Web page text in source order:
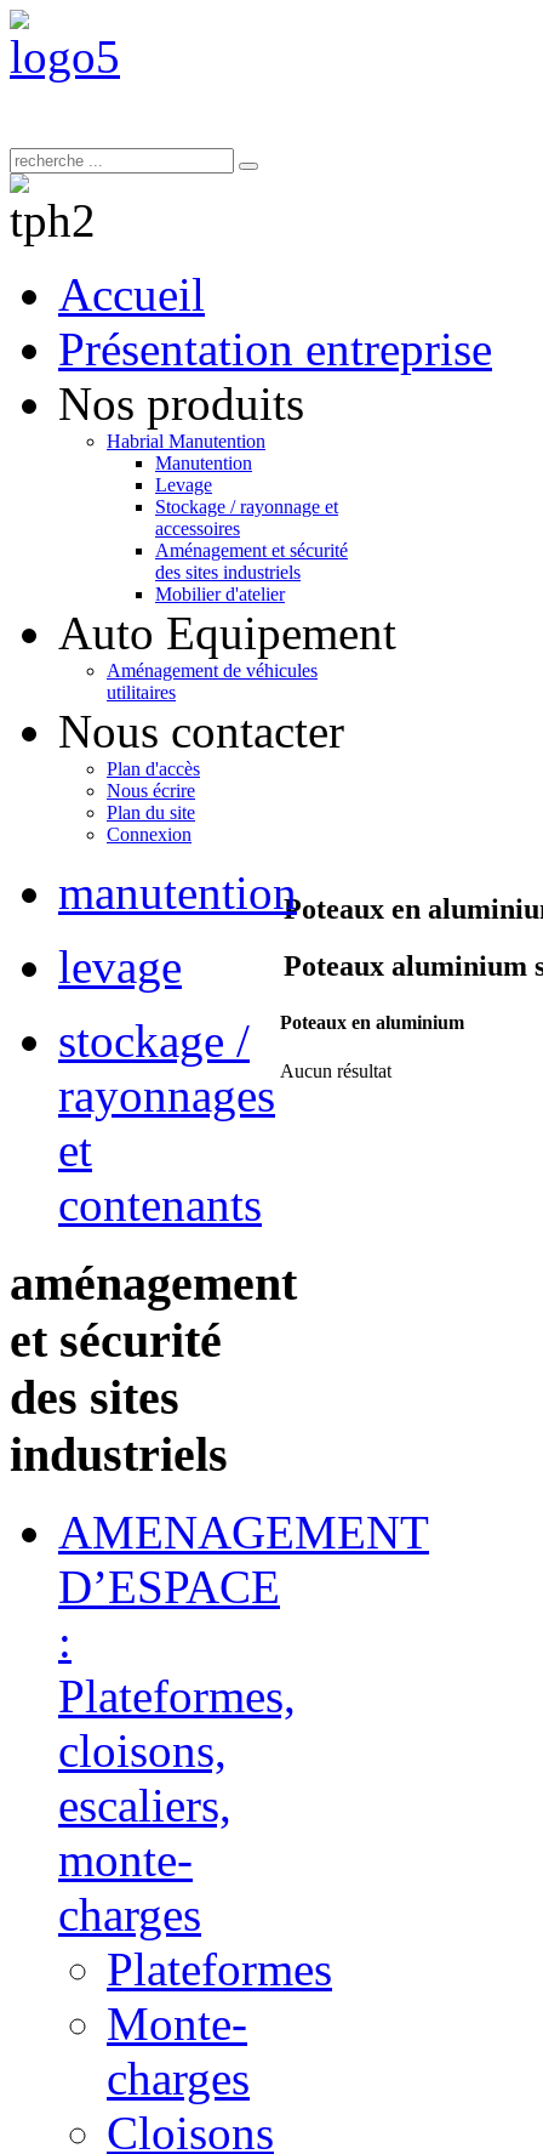
Accueil
Présentation entreprise
Nos produits
Habrial Manutention
Manutention
Levage
Stockage / rayonnage et
accessoires
Aménagement et sécurité
des sites industriels
Mobilier d'atelier
Auto Equipement
Aménagement de véhicules
utilitaires
Nous contacter
Plan d'accès
Nous écrire
Plan du site
Connexion
Poteaux en
Poteaux aluminium
Poteaux en aluminium
Aucun résultat
manutention
levage
stockage /
rayonnages
et
contenants
aménagement
et sécurité
des sites
industriels
AMENAGEMENT
D’ESPACE
:
Plateformes,
cloisons,
escaliers,
monte-
charges
Plateformes
Monte-
charges
Cloisons